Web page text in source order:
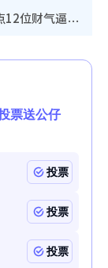
《爱·回家》隐形富豪卧虎藏龙！盘点12位财气逼人的有钱艺人：这位美女3亿身家不愁做